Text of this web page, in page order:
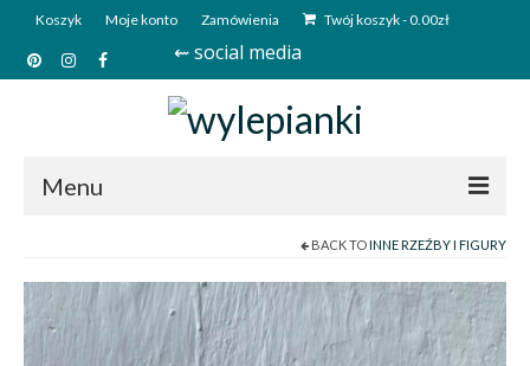
Koszyk Moje konto Zamówienia Twój koszyk-0.00zł
⇜ social media
Menu
Sklep
Kim jesteśmy?
BACK TOINNE RZEŹBY I FIGURY